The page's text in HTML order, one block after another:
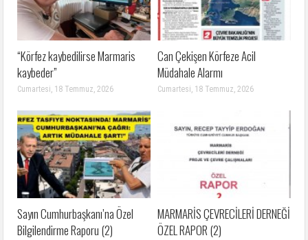
“Körfez kaybedilirse Marmaris
kaybeder”
Cumartesi, 18 Temmuz, 2026
Can Çekişen Körfeze Acil
Müdahale Alarmı
Cumartesi, 18 Temmuz, 2026
Sayın Cumhurbaşkanı’na Özel
Bilgilendirme Raporu (2)
MARMARİS ÇEVRECİLERİ DERNEĞİ
ÖZEL RAPOR (2)